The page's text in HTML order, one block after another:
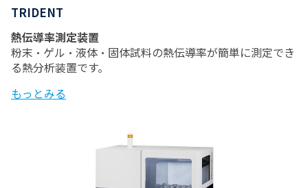
TRIDENT
熱伝導率測定装置
粉末・ゲル・液体・固体試料の熱伝導率が簡単に測定でき
る熱分析装置です。
もっとみる